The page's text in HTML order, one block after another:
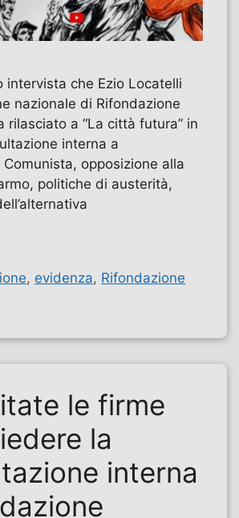
intervista che Ezio Locatelli
nazionale di Rifondazione
rilasciato a “La città futura” in
interna a
opposizione alla
politiche di austerità,
, evidenza, Rifondazione
le firme
la
interna